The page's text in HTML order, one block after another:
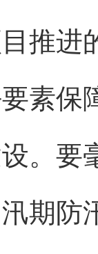
推进
素保
。要
期防